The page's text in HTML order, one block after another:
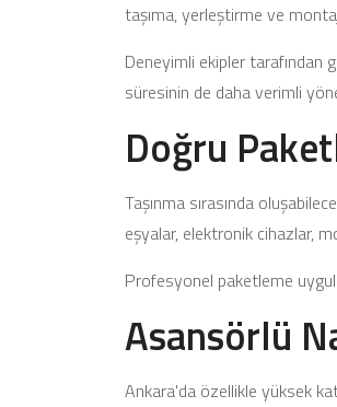
taşıma, yerleştirme ve
Deneyimli ekipler tarafından
süresinin de daha verimli
Doğru
Taşınma sırasında
eşyalar, elektronik cihazlar,
Profesyonel paketleme
Asansörlü
Ankara'da özellikle yüksek